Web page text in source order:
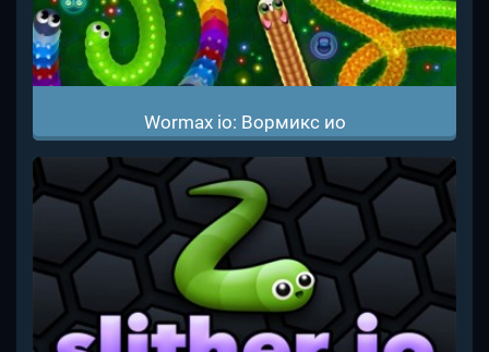
Wormax io: Вормикс ио